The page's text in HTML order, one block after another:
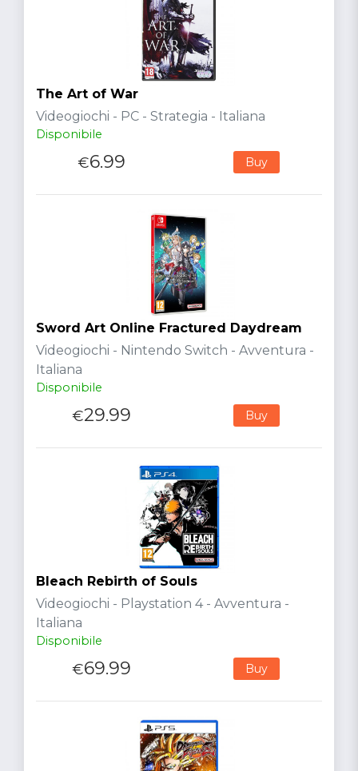
The Art of War
Videogiochi - PC - Strategia - Italiana
Disponibile
€6.99 Buy
Sword Art Online Fractured Daydream
Videogiochi - Nintendo Switch - Avventura -
Italiana
Disponibile
€29.99 Buy
Bleach Rebirth of Souls
Videogiochi - Playstation 4 - Avventura -
Italiana
Disponibile
€69.99 Buy